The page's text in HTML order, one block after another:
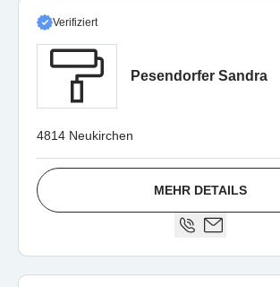
Verifiziert
Pesendorfer Sandra
4814 Neukirchen
MEHR DETAILS